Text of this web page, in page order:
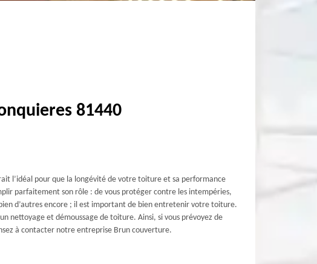
81440
l’idéal pour que la longévité de votre toiture et sa performance
parfaitement son rôle : de vous protéger contre les intempéries,
d’autres encore ; il est important de bien entretenir votre toiture.
nettoyage et démoussage de toiture. Ainsi, si vous prévoyez de
à contacter notre entreprise Brun couverture.